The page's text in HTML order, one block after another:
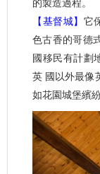
的製造過程。
【基督城】 它
色古香的哥德
國移民有計劃
英 國以外最像
如花園城堡繽紛